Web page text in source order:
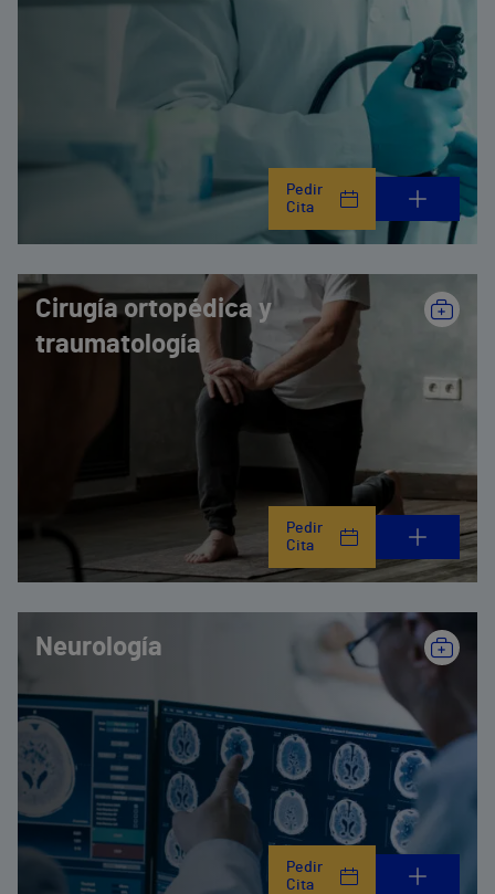
Pedir
Cita
Cirugía ortopédica y
traumatología
Pedir
Cita
Neurología
Pedir
Cita